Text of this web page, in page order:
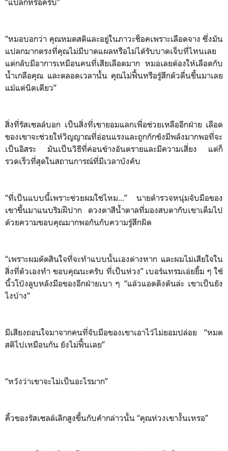
“หมอบอกว่า คุณหมดสติและอยู่ในภาวะช็อคเพราะเลือดจาง ซึ่งมัน
แปลกมากตรงที่คุณไม่มีบาดแผลหรือไม่ได้รับบาดเจ็บที่ไหนเลย
แต่กลับมีอาการเหมือนคนที่เสียเลือดมาก หมอเลยต้องให้เลือดกับ
น้ำเกลือคุณ และตลอดเวลานั้น คุณไม่ฟื้นหรือรู้สึกตัวตื่นขึ้นมาเลย
แม้แต่นิดเดียว”
สิ่งที่รัสเซลล์บอก เป็นสิ่งที่เขายอมแลกเพื่อช่วยเหลืออีกฝ่าย เลือด
ของเขาจะช่วยให้วิญญาณที่อ่อนแรงและถูกกักขังมีพลังมากพอที่จะ
เป็นอิสระ มันเป็นวิธีที่ค่อนข้างอันตรายและมีความเสี่ยง แต่ก็
รวดเร็วที่สุดในสถานการณ์ที่มีเวลาบังคับ
“ที่เป็นแบบนี้เพราะช่วยผมใช่ไหม...” นายตำรวจหนุ่มจับมือของ
เขาขึ้นมาแนบริมฝีปาก ดวงตาสีน้ำตาลที่มองสบตากับเขาเต็มไป
ด้วยความขอบคุณมากพอกันกับความรู้สึกผิด
“เพราะผมตัดสินใจที่จะทำแบบนั้นเองต่างหาก และผมไม่เสียใจใน
สิ่งที่ตัวเองทำ ขอบคุณนะครับ ที่เป็นห่วง” เบอร์แทรมเอ่ยยิ้ม ๆ ใช้
นิ้วโป้งลูบหลังมือของอีกฝ่ายเบา ๆ “แล้วแอดดิงตันล่ะ เขาเป็นยัง
ไงบ้าง”
มีเสียงถอนใจมาจากคนที่จับมือของเขาเอาไว้ไม่ยอมปล่อย “หมด
สติไปเหมือนกัน ยังไม่ฟื้นเลย”
“หวังว่าเขาจะไม่เป็นอะไรมาก”
คิ้วของรัสเซลล์เลิกสูงขึ้นกับคำกล่าวนั้น “คุณห่วงเขางั้นเหรอ”